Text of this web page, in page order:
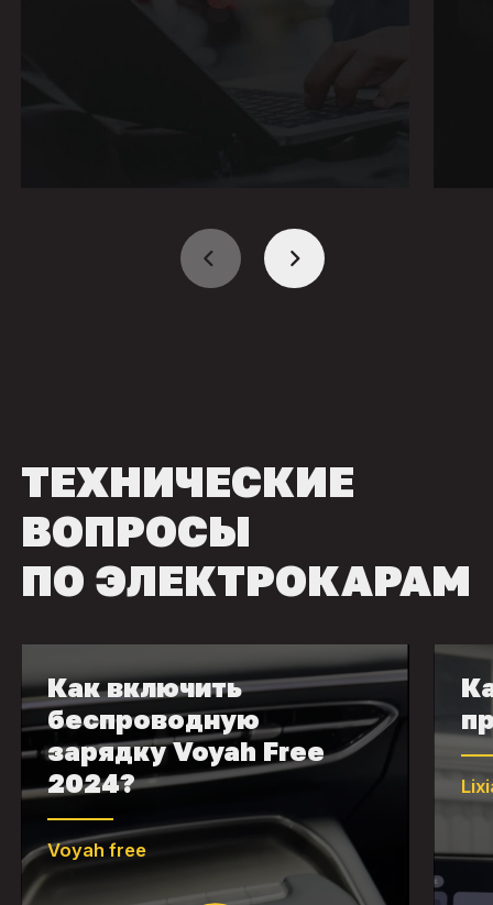
ТЕХНИЧЕСКИЕ
ВОПРОСЫ
ПО ЭЛЕКТРОКАРАМ
Как включить
беспроводную
зарядку Voyah Free
2024?
Voyah free